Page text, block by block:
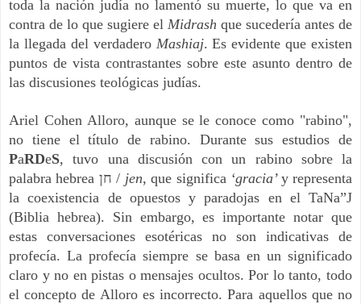
toda la nación judía no lamentó su muerte, lo que va en
contra de lo que sugiere el Midrash que sucedería antes de
la llegada del verdadero Mashiaj. Es evidente que existen
puntos de vista contrastantes sobre este asunto dentro de
las discusiones teológicas judías.
Ariel Cohen Alloro, aunque se le conoce como "rabino",
no tiene el título de rabino. Durante sus estudios de
PaRDeS, tuvo una discusión con un rabino sobre la
palabra hebrea חן / jen, que significa ‘gracia’ y representa
la coexistencia de opuestos y paradojas en el TaNa”J
(Biblia hebrea). Sin embargo, es importante notar que
estas conversaciones esotéricas no son indicativas de
profecía. La profecía siempre se basa en un significado
claro y no en pistas o mensajes ocultos. Por lo tanto, todo
el concepto de Alloro es incorrecto. Para aquellos que no